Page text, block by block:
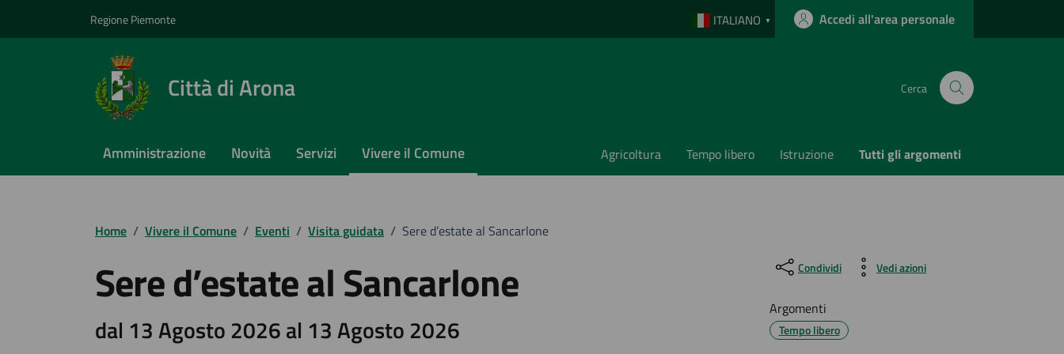
Regione Piemonte ITALIANO ▼ Accedi all'area personale
Città di Arona Cerca
Amministrazione Novità Servizi Vivere il Comune Agricoltura Tempo libero Istruzione Tutti gli argomenti
Home / Vivere il Comune / Eventi / Visita guidata / Sere d’estate al Sancarlone
Sere d’estate al Sancarlone
dal 13 Agosto 2026 al 13 Agosto 2026
Condividi Vedi azioni
Argomenti
Tempo libero